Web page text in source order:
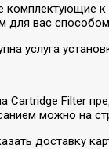
комплектующие
для вас
услуга
Cartridge Filter
можно на
доставку